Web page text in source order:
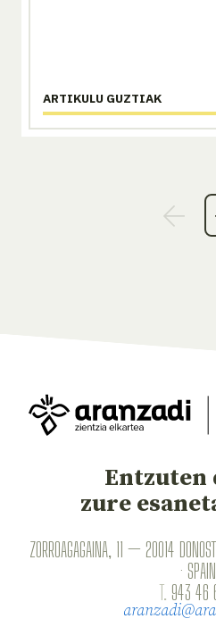
ARTIKULU GUZTIAK
Entzuten
zure
ZORROAGAGAINA, 11 — 20014
·
T. 943 46